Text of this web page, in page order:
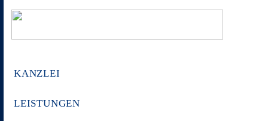
KANZLEI
LEISTUNGEN